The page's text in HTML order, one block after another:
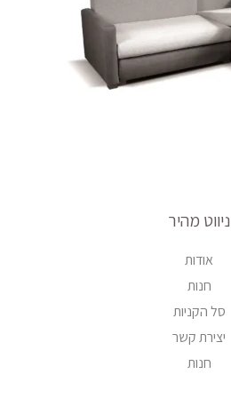
ניווט מהיר
אודות
חנות
סל הקניות
יצירת קשר
חנות